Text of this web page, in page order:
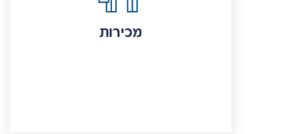
מכירות